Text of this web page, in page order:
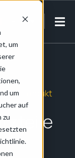
um
um
auf
zu
DE-CH
Produkt